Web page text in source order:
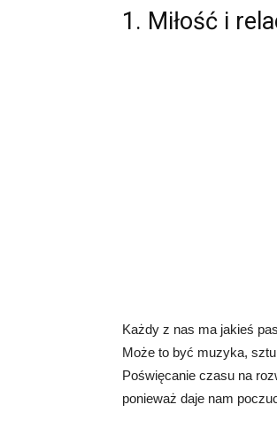
1. Miłość i
Każdy z nas ma jakieś
Może to być muzyka,
Poświęcanie czasu na
ponieważ daje nam